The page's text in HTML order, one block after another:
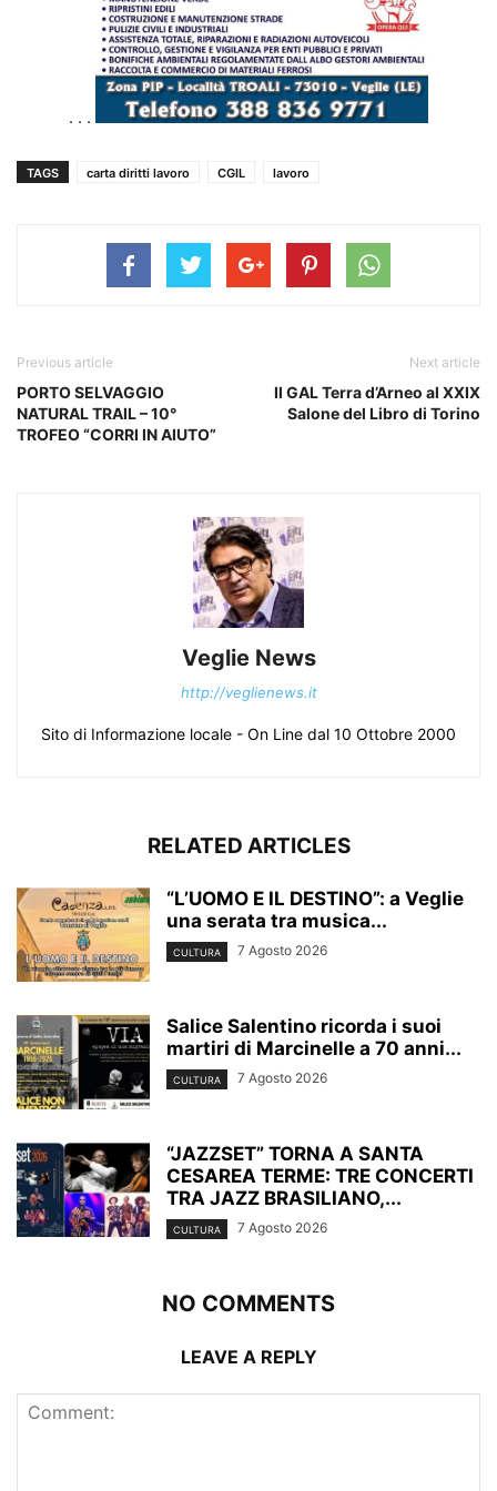
. . .
TAGS carta diritti lavoro CGIL lavoro
Previous article
PORTO SELVAGGIO
NATURAL TRAIL – 10°
TROFEO “CORRI IN AIUTO”
Next article
Il GAL Terra d’Arneo al XXIX
Salone del Libro di Torino
Veglie News
http://veglienews.it
Sito di Informazione locale - On Line dal 10 Ottobre 2000
RELATED ARTICLES
“L’UOMO E IL DESTINO”: a Veglie
una serata tra musica...
CULTURA 7 Agosto 2026
Salice Salentino ricorda i suoi
martiri di Marcinelle a 70 anni...
CULTURA 7 Agosto 2026
“JAZZSET” TORNA A SANTA
CESAREA TERME: TRE CONCERTI
TRA JAZZ BRASILIANO,...
CULTURA 7 Agosto 2026
NO COMMENTS
LEAVE A REPLY